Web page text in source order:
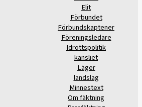
Elit
Förbundet
Förbundskaptener
Föreningsledare
Idrottspolitik
kansliet
Läger
landslag
Minnestext
Om fäktning